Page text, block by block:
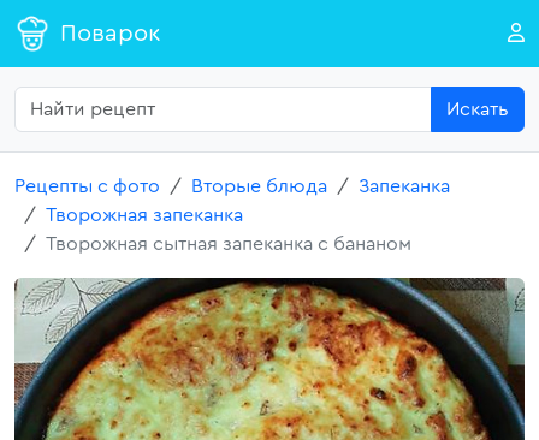
Поварок
Искать
Рецепты с фото Вторые блюда
Запеканка
Творожная запеканка
Творожная сытная запеканка с бананом